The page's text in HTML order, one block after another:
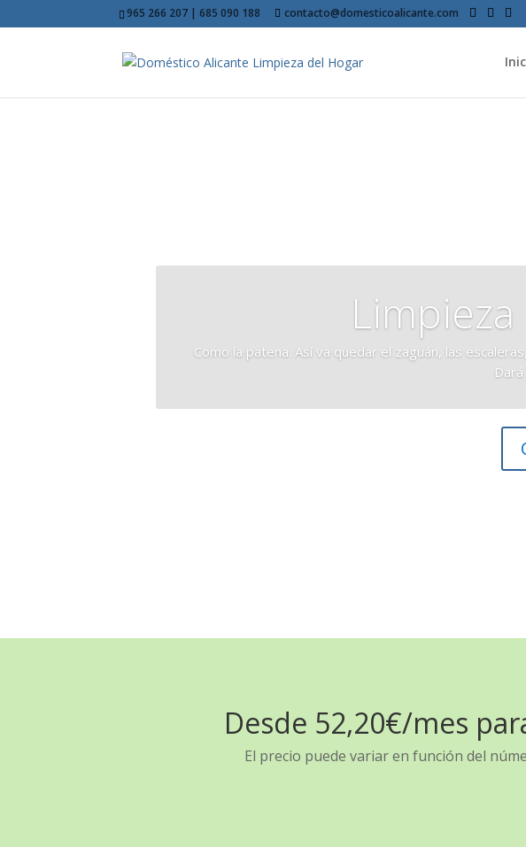
965 266 207 | 685 090 188 contacto@domesticoalicante.com
Como la patena. Así va quedar el zaguán, las
Desde 52,20€/mes
El precio puede variar en función del